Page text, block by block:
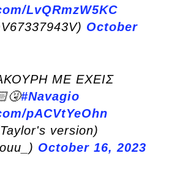
LvQRmzW5KC
October
ΜΕ ΕΧΕΙΣ
#Navagio
pACVtYeOhn
version)
October 16, 2023